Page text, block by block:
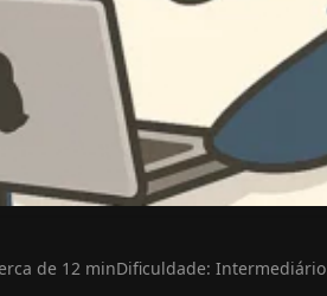
de 12 minDificuldade: Intermediário